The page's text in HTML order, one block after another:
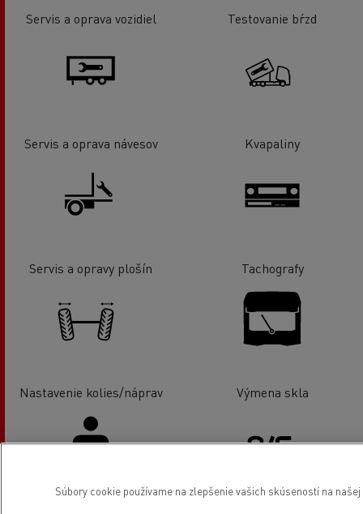
Servis a oprava vozidiel Testovanie bŕzd
Servis a oprava návesov Kvapaliny
Servis a opravy plošín Tachografy
Nastavenie kolies/náprav Výmena skla
Súbory cookie používame na zlepšenie vašich skúseností na